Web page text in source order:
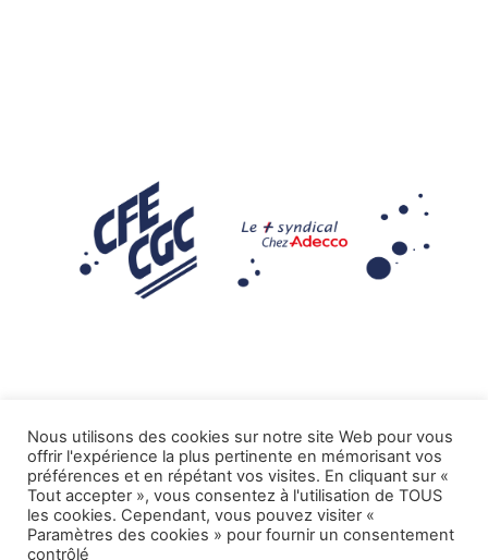
Mentions légales
Tous droits réservés CFE-CGC ADECCO.
Nous utilisons des cookies sur notre site Web pour vous
offrir l'expérience la plus pertinente en mémorisant vos
préférences et en répétant vos visites. En cliquant sur «
Tout accepter », vous consentez à l'utilisation de TOUS
les cookies. Cependant, vous pouvez visiter «
Paramètres des cookies » pour fournir un consentement
contrôlé